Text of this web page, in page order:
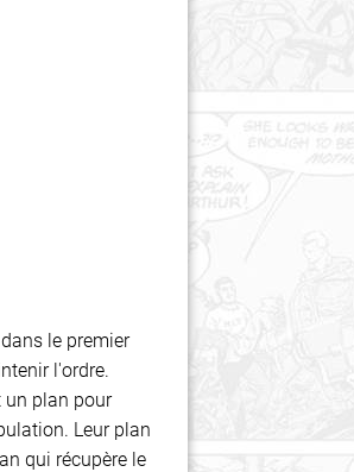
le premier
l'ordre.
un plan pour
Leur plan
qui récupère le